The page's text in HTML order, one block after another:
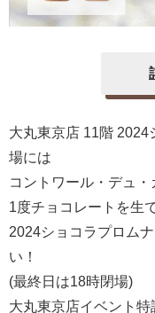
大丸東京店 11階 2024
場には
コントワール・デュ・
1度チョコレートを生
2024ショコラプロム
い！
(最終日は18時閉場)
大丸東京店イベント